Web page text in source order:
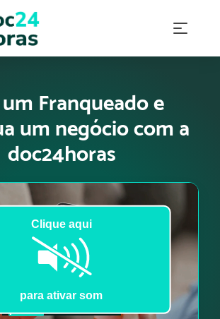
Franqueado e
um negócio com a
doc24horas